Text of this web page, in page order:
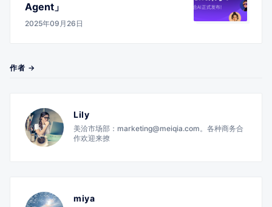
Agent」
2025年09月26日
作者 →
Lily
美洽市场部：marketing@meiqia.com。各种商务合
作欢迎来撩
miya